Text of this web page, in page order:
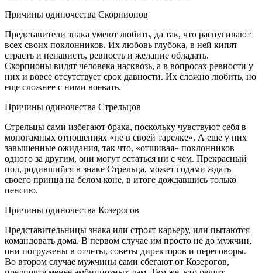
Причины одиночества Скорпионов
Представители знака умеют любить, да так, что распугивают
всех своих поклонников. Их любовь глубока, в ней кипят
страсть и ненависть, ревность и желание обладать.
Скорпионы видят человека насквозь, а в вопросах ревности у
них и вовсе отсутствует срок давности. Их сложно любить, но
еще сложнее с ними воевать.
Причины одиночества Стрельцов
Стрельцы сами избегают брака, поскольку чувствуют себя в
моногамных отношениях «не в своей тарелке». А еще у них
завышенные ожидания, так что, «отшивая» поклонников
одного за другим, они могут остаться ни с чем. Прекрасный
пол, родившийся в знаке Стрельца, может годами ждать
своего принца на белом коне, в итоге дождавшись только
пенсию.
Причины одиночества Козерогов
Представительницы знака или строят карьеру, или пытаются
командовать дома. В первом случае им просто не до мужчин,
они погружены в отчеты, советы директоров и переговоры.
Во втором случае мужчины сами сбегают от Козерогов,